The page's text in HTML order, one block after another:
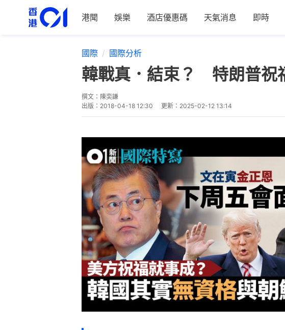
港聞 娛樂 酒店優惠碼 天氣消息 即時
國際 國際分析
韓戰真．結束？ 特朗普祝
撰文： 陳奕謙
出版： 2018-04-18 12:30 更新： 2025-02-12 13:14